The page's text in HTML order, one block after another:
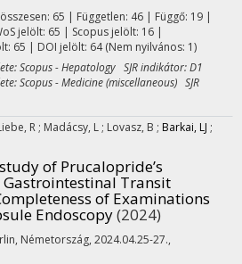
65 | Független: 46 | Függő: 19 |
jelölt: 65 | Scopus jelölt: 16 |
65 | DOI jelölt: 64 (Nem nyilvános: 1)
Scopus - Hepatology SJR indikátor: D1
Scopus - Medicine (miscellaneous) SJR
R ; Madácsy, L ; Lovasz, B ; Barkai, LJ ;
of Prucalopride’s
Gastrointestinal Transit
of Examinations
Endoscopy(2024)
Németország, 2024.04.25-27.,